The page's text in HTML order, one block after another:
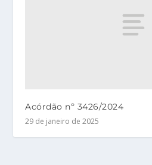
Acórdão nº 3426/2024
29 de janeiro de 2025